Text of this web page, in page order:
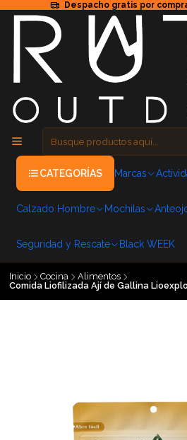
Despacho gratis por
CATEGORÍAS Marcas
Calzado Hombre Mochilas
Seguridad y Rescate Black WEEK
Inicio Cocina
Alimentos
Comida Liofilizada Ají de Gallina